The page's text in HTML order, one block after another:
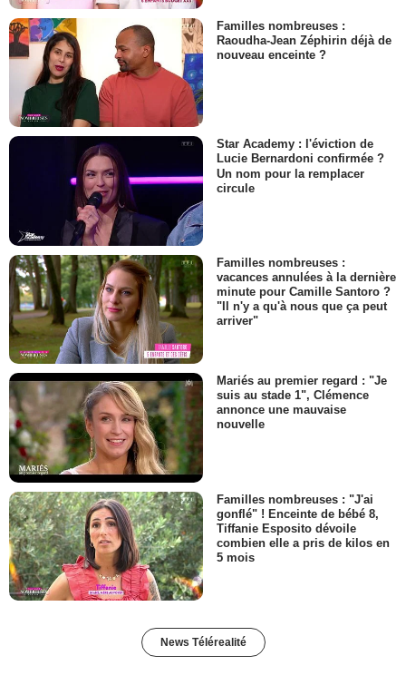
Familles nombreuses :
Raoudha-Jean Zéphirin déjà de
nouveau enceinte ?
Star Academy : l'éviction de
Lucie Bernardoni confirmée ?
Un nom pour la remplacer
circule
Familles nombreuses :
vacances annulées à la dernière
minute pour Camille Santoro ?
"Il n'y a qu'à nous que ça peut
arriver"
Mariés au premier regard : "Je
suis au stade 1", Clémence
annonce une mauvaise
nouvelle
Familles nombreuses : "J'ai
gonflé" ! Enceinte de bébé 8,
Tiffanie Esposito dévoile
combien elle a pris de kilos en
5 mois
News Télérealité